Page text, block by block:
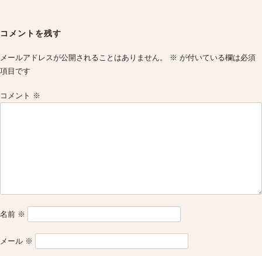
navigation
コメントを残す
メールアドレスが公開されることはありません。 ※ が付いている欄は必須
項目です
コメント ※
名前 ※
メール ※